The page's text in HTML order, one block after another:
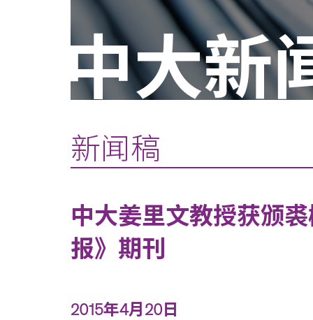
中大新
新闻稿
中大姜里文教授获颁
报》期刊
2015年4月20日